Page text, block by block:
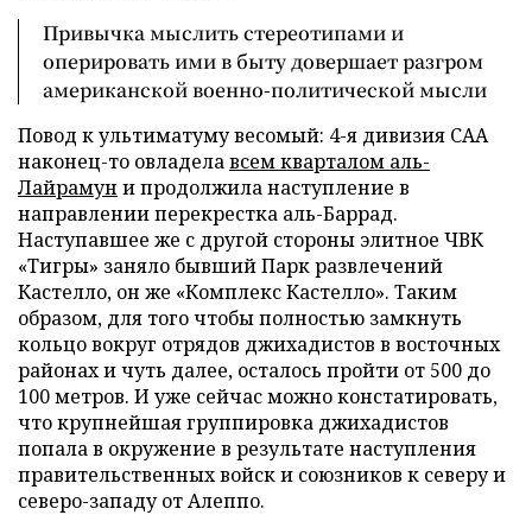
Привычка мыслить стереотипами и
оперировать ими в быту довершает разгром
американской военно-политической мысли
Повод к ультиматуму весомый: 4-я дивизия САА
наконец-то овладелавсем кварталом аль-
Лайрамун и продолжила наступление в
направлении перекрестка аль-Баррад.
Наступавшее же с другой стороны элитное ЧВК
«Тигры» заняло бывший Парк развлечений
Кастелло, он же «Комплекс Кастелло». Таким
образом, для того чтобы полностью замкнуть
кольцо вокруг отрядов джихадистов в восточных
районах и чуть далее, осталось пройти от 500 до
100 метров. И уже сейчас можно констатировать,
что крупнейшая группировка джихадистов
попала в окружение в результате наступления
правительственных войск и союзников к северу и
северо-западу от Алеппо.